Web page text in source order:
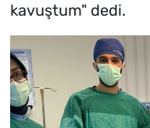
kavuştum" dedi.